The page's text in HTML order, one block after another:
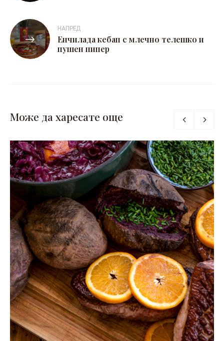
НАПРЕД
Енчилада кебап с млечно телешко и
пушен пипер
Може да харесате още